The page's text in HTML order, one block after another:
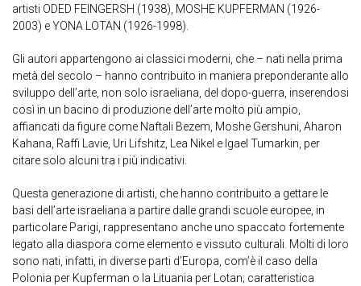
artisti ODED FEINGERSH (1938), MOSHE KUPFERMAN (1926-
2003) e YONA LOTAN (1926-1998).
Gli autori appartengono ai classici moderni, che – nati nella prima
metà del secolo – hanno contribuito in maniera preponderante allo
sviluppo dell’arte, non solo israeliana, del dopo-guerra, inserendosi
così in un bacino di produzione dell’arte molto più ampio,
affiancati da figure come Naftali Bezem, Moshe Gershuni, Aharon
Kahana, Raffi Lavie, Uri Lifshitz, Lea Nikel e Igael Tumarkin, per
citare solo alcuni tra i più indicativi.
Questa generazione di artisti, che hanno contribuito a gettare le
basi dell’arte israeliana a partire dalle grandi scuole europee, in
particolare Parigi, rappresentano anche uno spaccato fortemente
legato alla diaspora come elemento e vissuto culturali. Molti di loro
sono nati, infatti, in diverse parti d’Europa, com’è il caso della
Polonia per Kupferman o la Lituania per Lotan; caratteristica